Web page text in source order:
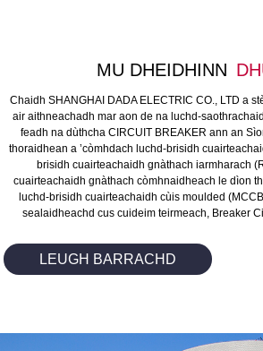
MU DHEIDHINN
Chaidh SHANGHAI DADA ELECTRIC CO., LTD a
air aithneachadh mar aon de na luchd-
feadh na dùthcha CIRCUIT BREAKER ann an
thoraidhean a ’còmhdach luchd-brisidh
brisidh cuairteachaidh gnàthach iarmharach
cuairteachaidh gnàthach còmhnaidheach le dìon
luchd-brisidh cuairteachaidh cùis moulded
sealaidheachd cus cuideim teirmeach, Breaker
LEUGH BARRACHD